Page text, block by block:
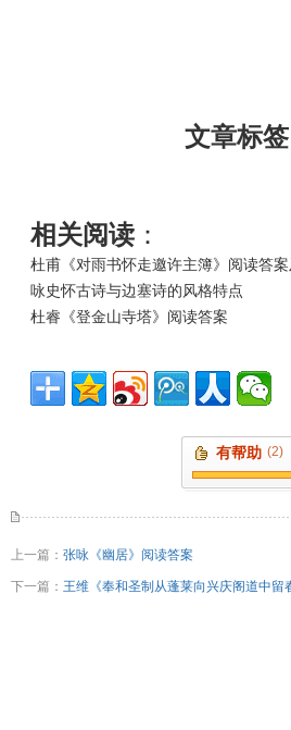
文章标签
相关阅读 ：
杜甫《对雨书怀走邀许主簿》阅读答
咏史怀古诗与边塞诗的风格特点
杜睿《登金山寺塔》阅读答案
有帮助 (2)
上一篇： 张咏《幽居》阅读答案
下一篇： 王维《奉和圣制从蓬莱向兴庆阁道中留